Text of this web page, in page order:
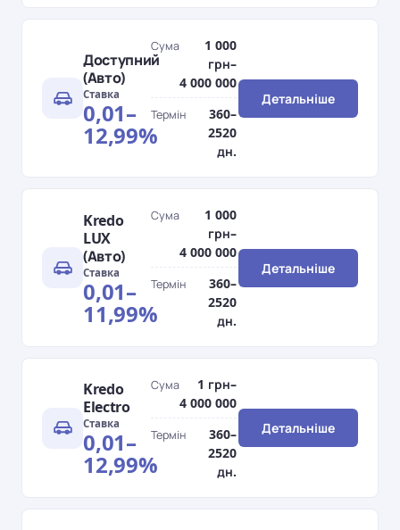
Доступний
(Авто)
Ставка
0,01–
12,99%
Сума
1 000
грн–
4 000 000
Термін
360–
2520
дн.
Детальніше
Kredo
LUX
(Авто)
Ставка
0,01–
11,99%
Сума
1 000
грн–
4 000 000
Термін
360–
2520
дн.
Детальніше
Kredo
Electro
Ставка
0,01–
12,99%
Сума
1 грн–
4 000 000
Термін
360–
2520
дн.
Детальніше